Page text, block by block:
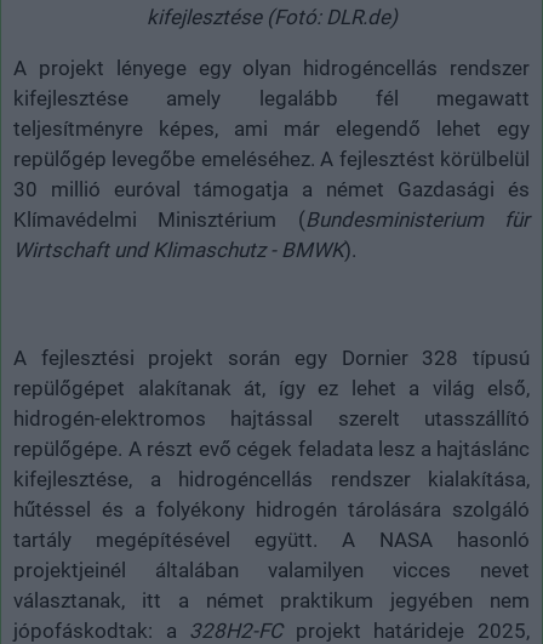
kifejlesztése (Fotó: DLR.de)
A projekt lényege egy olyan hidrogéncellás rendszer
kifejlesztése amely legalább fél megawatt
teljesítményre képes, ami már elegendő lehet egy
repülőgép levegőbe emeléséhez. A fejlesztést körülbelül
30 millió euróval támogatja a német Gazdasági és
Klímavédelmi Minisztérium (Bundesministerium für
Wirtschaft und Klimaschutz - BMWK).
A fejlesztési projekt során egy Dornier 328 típusú
repülőgépet alakítanak át, így ez lehet a világ első,
hidrogén-elektromos hajtással szerelt utasszállító
repülőgépe. A részt evő cégek feladata lesz a hajtáslánc
kifejlesztése, a hidrogéncellás rendszer kialakítása,
hűtéssel és a folyékony hidrogén tárolására szolgáló
tartály megépítésével együtt. A NASA hasonló
projektjeinél általában valamilyen vicces nevet
választanak, itt a német praktikum jegyében nem
jópofáskodtak: a 328H2-FCprojekt határideje 2025,